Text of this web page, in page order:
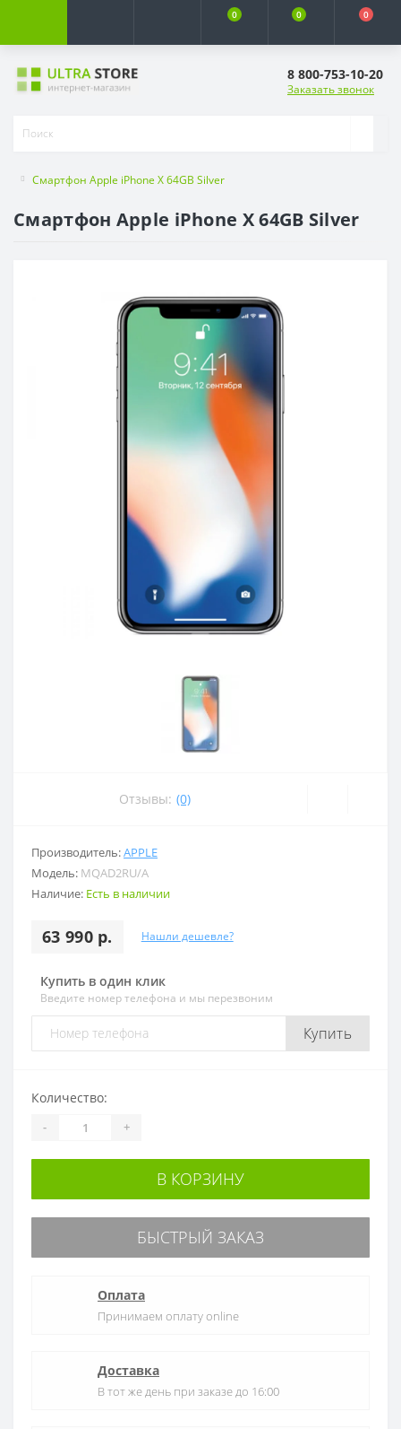
0 0 0
8 800-753-10-20
Заказать звонок
Смартфон Apple iPhone X 64GB Silver
Смартфон Apple iPhone X 64GB Silver
Отзывы: (0)
Производитель:APPLE
Модель: MQAD2RU/A
Наличие: Есть в наличии
63 990 р. Нашли дешевле?
Купить в один клик
Введите номер телефона и мы перезвоним
Купить
Количество:
- +
В КОРЗИНУ
БЫСТРЫЙ ЗАКАЗ
Оплата
Принимаем оплату online
Доставка
В тот же день при заказе до 16:00